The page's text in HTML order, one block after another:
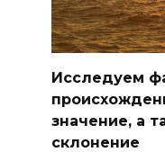
Исследуем
значение, а
склонение